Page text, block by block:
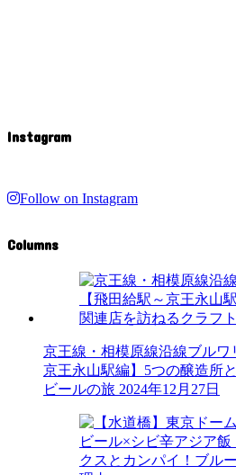
Instagram
Follow on Instagram
Columns
京王線・相模原線沿線ブルワ
京王永山駅編】5つの醸造所
ビールの旅 2024年12月27日